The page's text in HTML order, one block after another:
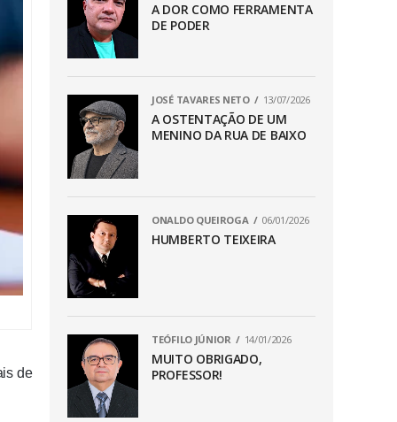
de
A DOR COMO FERRAMENTA
DE PODER
JOSÉ TAVARES NETO 13/07/2026
A OSTENTAÇÃO DE UM
MENINO DA RUA DE BAIXO
ONALDO QUEIROGA 06/01/2026
HUMBERTO TEIXEIRA
TEÓFILO JÚNIOR 14/01/2026
MUITO OBRIGADO,
PROFESSOR!